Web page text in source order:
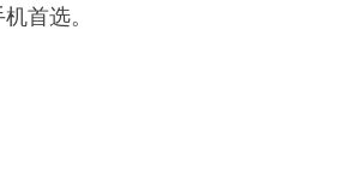
首选。